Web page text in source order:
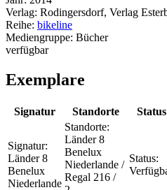
Verlag: Rodingersdorf, Verlag
Reihe: bikeline
Mediengruppe: Bücher
verfügbar
Exemplare
Signatur Standorte Status
Signatur:
Länder 8
Benelux
Niederlande
Standorte:
Länder 8
Benelux
Niederlande /
Regal 216 /
Status: